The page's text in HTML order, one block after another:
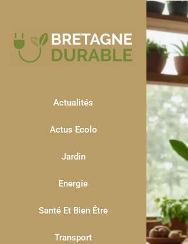
Actualités
Actus Ecolo
Jardin
Energie
Santé Et Bien Être
Transport